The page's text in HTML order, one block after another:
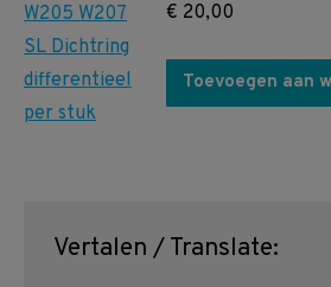
€ 20,00
Toevoegen aan
Vertalen / Translate: